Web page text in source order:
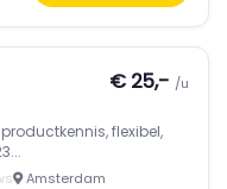
€ 25,- /u
flexibel,
Amsterdam